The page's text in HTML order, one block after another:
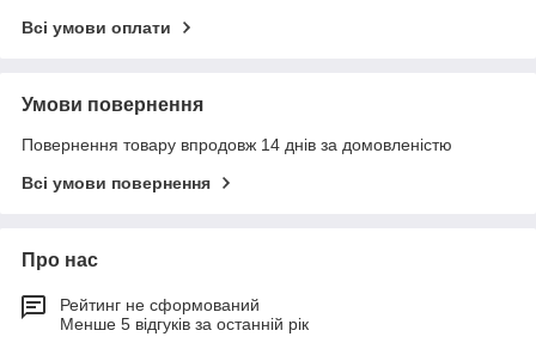
Всі умови оплати
Умови повернення
Повернення товару впродовж 14 днів за домовленістю
Всі умови повернення
Про нас
Рейтинг не сформований
Менше 5 відгуків за останній рік